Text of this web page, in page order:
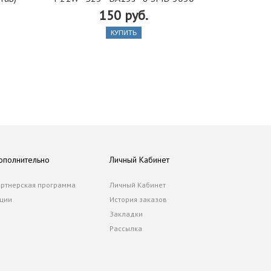
150 руб.
КУПИТЬ
программа
Личный Кабинет
Личный Кабинет
История заказов
Закладки
Рассылка